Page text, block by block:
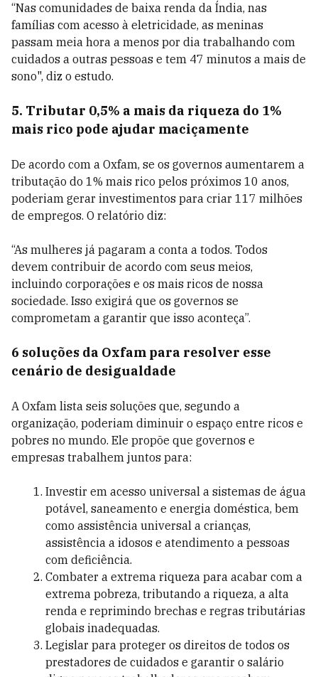
“Nas comunidades de baixa renda da Índia, nas
famílias com acesso à eletricidade, as meninas
passam meia hora a menos por dia trabalhando com
cuidados a outras pessoas e tem 47 minutos a mais de
sono", diz o estudo.
5. Tributar 0,5% a mais da riqueza do 1%
mais rico pode ajudar maciçamente
De acordo com a Oxfam, se os governos aumentarem a
tributação do 1% mais rico pelos próximos 10 anos,
poderiam gerar investimentos para criar 117 milhões
de empregos. O relatório diz:
“As mulheres já pagaram a conta a todos. Todos
devem contribuir de acordo com seus meios,
incluindo corporações e os mais ricos de nossa
sociedade. Isso exigirá que os governos se
comprometam a garantir que isso aconteça”.
6 soluções da Oxfam para resolver esse
cenário de desigualdade
A Oxfam lista seis soluções que, segundo a
organização, poderiam diminuir o espaço entre ricos e
pobres no mundo. Ele propõe que governos e
empresas trabalhem juntos para:
Investir em acesso universal a sistemas de água
potável, saneamento e energia doméstica, bem
como assistência universal a crianças,
assistência a idosos e atendimento a pessoas
com deficiência.
Combater a extrema riqueza para acabar com a
extrema pobreza, tributando a riqueza, a alta
renda e reprimindo brechas e regras tributárias
globais inadequadas.
Legislar para proteger os direitos de todos os
prestadores de cuidados e garantir o salário